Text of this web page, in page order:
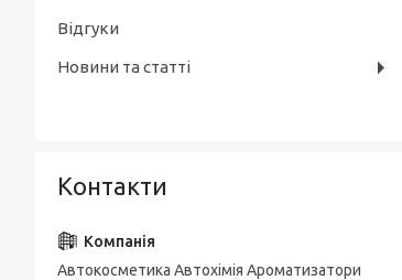
Відгуки
Новини та статті
Контакти
Автокосметика Автохімія Ароматизатори